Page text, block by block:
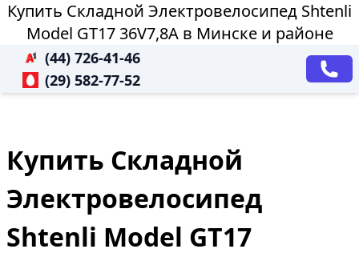
Купить Складной Электровелосипед Shtenli
Model GT17 36V7,8А в Минске и районе
(44) 726-41-46
(29) 582-77-52
Купить Складной
Электровелосипед
Shtenli Model GT17